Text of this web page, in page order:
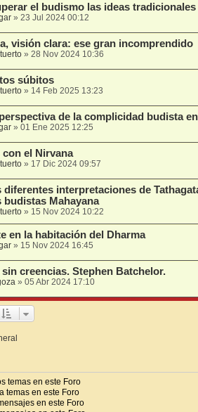
el budismo las ideas
» 23 Jul 2024 00:12
visión clara: ese gran incomprendido
» 28 Nov 2024 10:36
súbitos
» 14 Feb 2025 13:23
de la complicidad budista
» 01 Ene 2025 12:25
con el Nirvana
» 17 Dic 2024 09:57
diferentes interpretaciones de
budistas Mahayana
» 15 Nov 2024 10:22
en la habitación del Dharma
» 15 Nov 2024 16:45
sin creencias. Stephen Batchelor.
» 05 Abr 2024 17:10
temas en este Foro
temas en este Foro
en este Foro